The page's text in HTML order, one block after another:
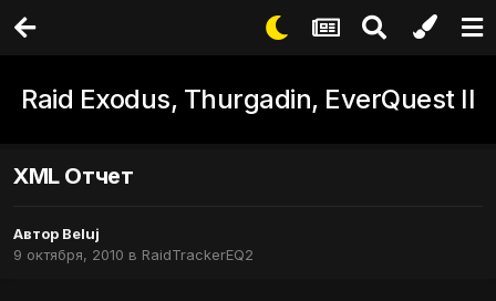
Raid Exodus, Thurgadin, EverQuest II
XML Отчет
Автор Beluj
9 октября, 2010 в RaidTrackerEQ2